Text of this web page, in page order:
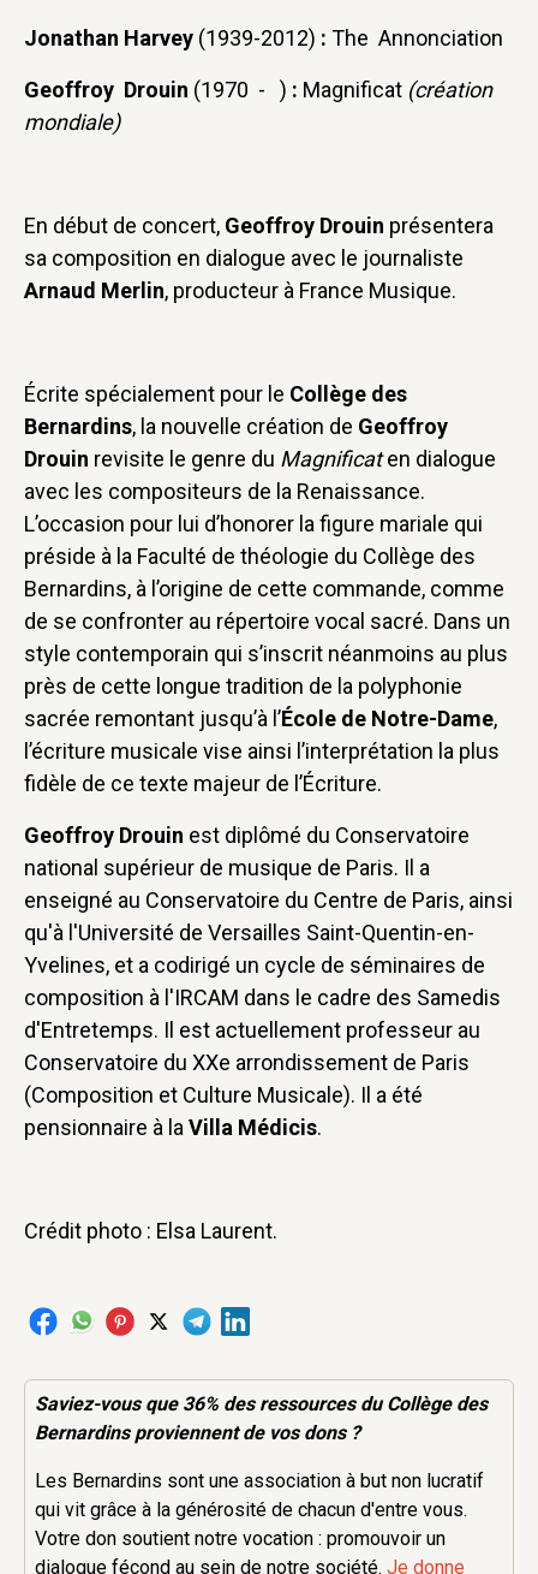
Jonathan Harvey (1939-2012) : The Annonciation
Geoffroy Drouin (1970 - ) : Magnificat (création
mondiale)
‍En début de concert, Geoffroy Drouin présentera
sa composition en dialogue avec le journaliste
Arnaud Merlin, producteur à France Musique.
Écrite spécialement pour le Collège des
Bernardins, la nouvelle création de Geoffroy
Drouin revisite le genre du Magnificaten dialogue
avec les compositeurs de la Renaissance.
L’occasion pour lui d’honorer la figure mariale qui
préside à la Faculté de théologie du Collège des
Bernardins, à l’origine de cette commande, comme
de se confronter au répertoire vocal sacré. Dans un
style contemporain qui s’inscrit néanmoins au plus
près de cette longue tradition de la polyphonie
sacrée remontant jusqu’à l’École de Notre-Dame,
l’écriture musicale vise ainsi l’interprétation la plus
fidèle de ce texte majeur de l’Écriture.
Geoffroy Drouin est diplômé du Conservatoire
national supérieur de musique de Paris. Il a
enseigné au Conservatoire du Centre de Paris, ainsi
qu'à l'Université de Versailles Saint-Quentin-en-
Yvelines, et a codirigé un cycle de séminaires de
composition à l'IRCAM dans le cadre des Samedis
d'Entretemps. Il est actuellement professeur au
Conservatoire du XXe arrondissement de Paris
(Composition et Culture Musicale). Il a été
pensionnaire à la Villa Médicis.
Crédit photo : Elsa Laurent.
Saviez-vous que 36% desressourcesdu Collège des
Bernardins proviennent de vos dons ?
Les Bernardins sont une association à but non lucratif
qui vit grâce à la générosité de chacun d'entre vous.
Votre don soutient notre vocation : promouvoir un
dialogue fécond au sein de notre société.Je donne